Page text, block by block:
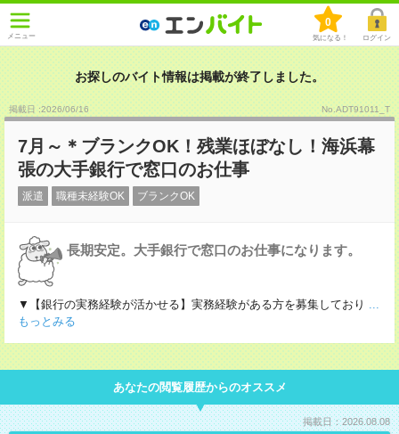
メニュー
0
気になる！ ログイン
お探しのバイト情報は掲載が終了しました。
掲載日 :2026/06/16 No.ADT91011_T
7月～＊ブランクOK！残業ほぼなし！海浜幕
張の大手銀行で窓口のお仕事
派遣 職種未経験OK ブランクOK
長期安定。大手銀行で窓口のお仕事になります。
▼【銀行の実務経験が活かせる】実務経験がある方を募集しており ...
もっとみる
あなたの閲覧履歴からのオススメ
掲載日：2026.08.08